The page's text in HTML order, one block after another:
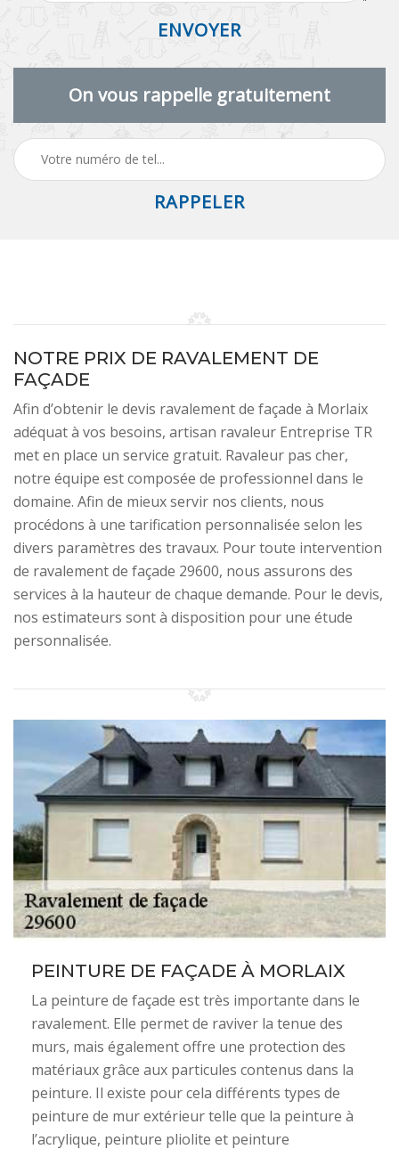
On vous rappelle gratuitement
NOTRE PRIX DE RAVALEMENT DE
FAÇADE
Afin d’obtenir le devis ravalement de façade à Morlaix
adéquat à vos besoins, artisan ravaleur Entreprise TR
met en place un service gratuit. Ravaleur pas cher,
notre équipe est composée de professionnel dans le
domaine. Afin de mieux servir nos clients, nous
procédons à une tarification personnalisée selon les
divers paramètres des travaux. Pour toute intervention
de ravalement de façade 29600, nous assurons des
services à la hauteur de chaque demande. Pour le devis,
nos estimateurs sont à disposition pour une étude
personnalisée.
PEINTURE DE FAÇADE À MORLAIX
La peinture de façade est très importante dans le
ravalement. Elle permet de raviver la tenue des
murs, mais également offre une protection des
matériaux grâce aux particules contenus dans la
peinture. Il existe pour cela différents types de
peinture de mur extérieur telle que la peinture à
l’acrylique, peinture pliolite et peinture